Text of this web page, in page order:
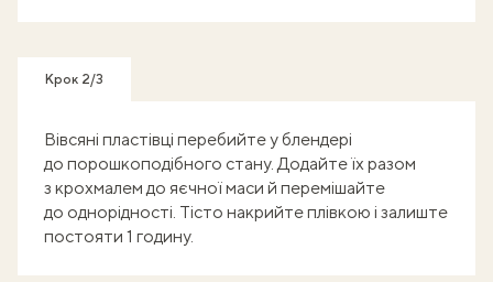
Крок 2/3
Вівсяні пластівці перебийте у блендері
до порошкоподібного стану. Додайте їх разом
з крохмалем до яєчної маси й перемішайте
до однорідності. Тісто накрийте плівкою і залиште
постояти 1 годину.